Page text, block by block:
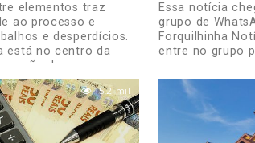
elementos traz
ao processo e
e desperdícios.
está no centro da
de...
Essa notícia
grupo de
Forquilhinha
entre no grupo
5.2 mil